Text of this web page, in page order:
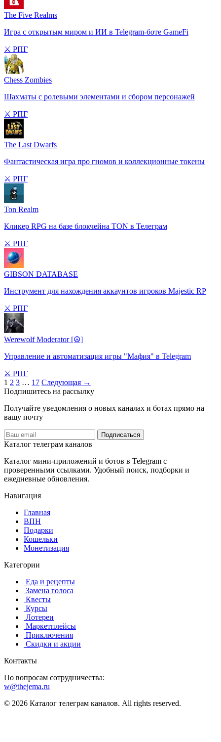
The Five Realms
Игра с открытым миром и ИИ в Telegram-боте GameFi
⚔️ РПГ
Chess Zombies
Шахматы с ролевыми элементами и сбором персонажей
⚔️ РПГ
The Last Dwarfs
Фантастическая игра про гномов и коллекционные токены
⚔️ РПГ
Ton Realm
Кликер RPG на базе блокчейна TON в Телеграм
⚔️ РПГ
GIBSON DATABASE
Инструмент для нахождения аккаунтов игроков Majestic RP
⚔️ РПГ
Werewolf Moderator [☮]
Управление и автоматизация игры "Мафия" в Telegram
⚔️ РПГ
Пагинация
записей
1 2 3 … 17 Следующая →
Подпишитесь на рассылку
Получайте уведомления о новых каналах и ботаx прямо на
вашу почту
Подписаться
Каталог телеграм каналов
Каталог мини-приложений и ботов в Telegram с
проверенными ссылками. Удобный поиск, подборки и
ежедневные обновления.
Навигация
Главная
️ВПН
Подарки
Кошельки
Монетизация
Категории
️ ️Еда и рецепты
️ Замена голоса
️ Квесты
‍ Курсы
️ Лотереи
️ Маркетплейсы
️ Приключения
️ Скидки и акции
Контакты
По вопросам сотрудничества:
w@thejema.ru
© 2026 Каталог телеграм каналов. All rights reserved.